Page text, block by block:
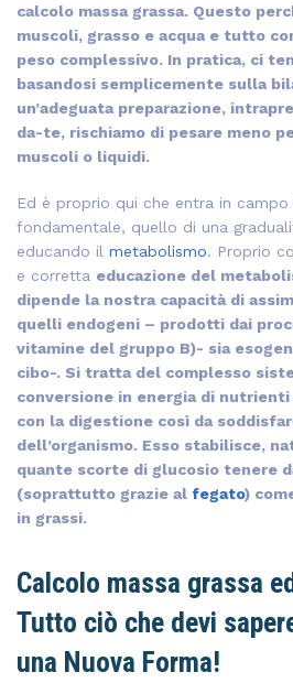
calcolo massa grassa. Questo
muscoli, grasso e acqua e tutto
peso complessivo. In pratica, ci
basandosi semplicemente sulla
un’adeguata preparazione,
da-te, rischiamo di pesare meno
muscoli o liquidi.
Ed è proprio qui che entra in
fondamentale, quello di una
educando il metabolismo. Proprio
e corretta educazione del
dipende la nostra capacità di
quelli endogeni – prodotti dai
vitamine del gruppo B)- sia
cibo-. Si tratta del complesso
conversione in energia di
con la digestione così da
dell’organismo. Esso stabilisce,
quante scorte di glucosio tenere
(soprattutto grazie al fegato)
in grassi.
Calcolo massa grassa
Tutto ciò che devi
una Nuova Forma!